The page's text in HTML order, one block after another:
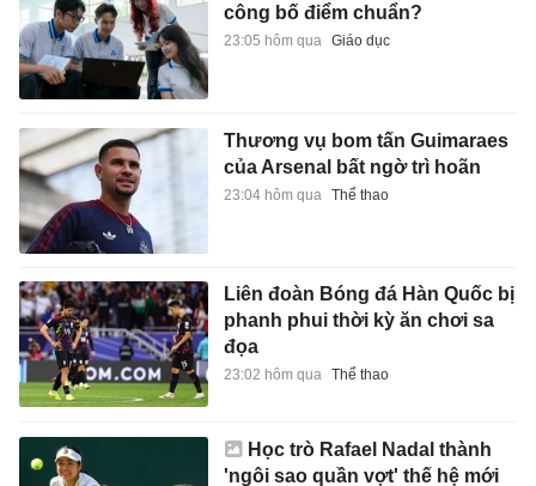
công bố điểm chuẩn?
23:05 hôm qua Giáo dục
Thương vụ bom tấn Guimaraes
của Arsenal bất ngờ trì hoãn
23:04 hôm qua Thể thao
Liên đoàn Bóng đá Hàn Quốc bị
phanh phui thời kỳ ăn chơi sa
đọa
23:02 hôm qua Thể thao
Học trò Rafael Nadal thành
'ngôi sao quần vợt' thế hệ mới